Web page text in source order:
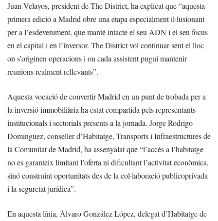
Juan Velayos, president de The District, ha explicat que “aquesta
primera edició a Madrid obre una etapa especialment il·lusionant
per a l’esdeveniment, que manté intacte el seu ADN i el seu focus
en el capital i en l’inversor. The District vol continuar sent el lloc
on s’originen operacions i on cada assistent pugui mantenir
reunions realment rellevants”.
Aquesta vocació de convertir Madrid en un punt de trobada per a
la inversió immobiliària ha estat compartida pels representants
institucionals i sectorials presents a la jornada. Jorge Rodrigo
Domínguez, conseller d’Habitatge, Transports i Infraestructures de
la Comunitat de Madrid, ha assenyalat que “l’accés a l’habitatge
no es garanteix limitant l’oferta ni dificultant l’activitat econòmica,
sinó construint oportunitats des de la col·laboració publicoprivada
i la seguretat jurídica”.
En aquesta línia, Álvaro González López, delegat d’Habitatge de